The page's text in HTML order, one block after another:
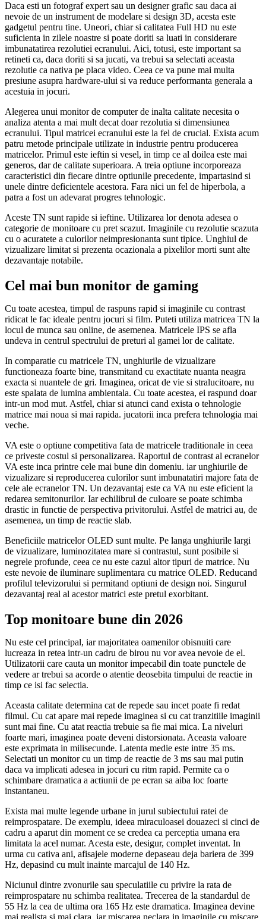
Daca esti un fotograf expert sau un designer grafic sau daca ai
nevoie de un instrument de modelare si design 3D, acesta este
gadgetul pentru tine. Uneori, chiar si calitatea Full HD nu este
suficienta in zilele noastre si poate doriti sa luati in considerare
imbunatatirea rezolutiei ecranului. Aici, totusi, este important sa
retineti ca, daca doriti si sa jucati, va trebui sa selectati aceasta
rezolutie ca nativa pe placa video. Ceea ce va pune mai multa
presiune asupra hardware-ului si va reduce performanta generala a
acestuia in jocuri.
Alegerea unui monitor de computer de inalta calitate necesita o
analiza atenta a mai mult decat doar rezolutia si dimensiunea
ecranului. Tipul matricei ecranului este la fel de crucial. Exista acum
patru metode principale utilizate in industrie pentru producerea
matricelor. Primul este ieftin si vesel, in timp ce al doilea este mai
generos, dar de calitate superioara. A treia optiune incorporeaza
caracteristici din fiecare dintre optiunile precedente, impartasind si
unele dintre deficientele acestora. Fara nici un fel de hiperbola, a
patra a fost un adevarat progres tehnologic.
Aceste TN sunt rapide si ieftine. Utilizarea lor denota adesea o
categorie de monitoare cu pret scazut. Imaginile cu rezolutie scazuta
cu o acuratete a culorilor neimpresionanta sunt tipice. Unghiul de
vizualizare limitat si prezenta ocazionala a pixelilor morti sunt alte
dezavantaje notabile.
Cel mai bun monitor de gaming
Cu toate acestea, timpul de raspuns rapid si imaginile cu contrast
ridicat le fac ideale pentru jocuri si film. Puteti utiliza matricea TN la
locul de munca sau online, de asemenea. Matricele IPS se afla
undeva in centrul spectrului de preturi al gamei lor de calitate.
In comparatie cu matricele TN, unghiurile de vizualizare
functioneaza foarte bine, transmitand cu exactitate nuanta neagra
exacta si nuantele de gri. Imaginea, oricat de vie si stralucitoare, nu
este spalata de lumina ambientala. Cu toate acestea, ei raspund doar
intr-un mod mut. Astfel, chiar si atunci cand exista o tehnologie
matrice mai noua si mai rapida. jucatorii inca prefera tehnologia mai
veche.
VA este o optiune competitiva fata de matricele traditionale in ceea
ce priveste costul si personalizarea. Raportul de contrast al ecranelor
VA este inca printre cele mai bune din domeniu. iar unghiurile de
vizualizare si reproducerea culorilor sunt imbunatatiri majore fata de
cele ale ecranelor TN. Un dezavantaj este ca VA nu este eficient la
redarea semitonurilor. Iar echilibrul de culoare se poate schimba
drastic in functie de perspectiva privitorului. Astfel de matrici au, de
asemenea, un timp de reactie slab.
Beneficiile matricelor OLED sunt multe. Pe langa unghiurile largi
de vizualizare, luminozitatea mare si contrastul, sunt posibile si
negrele profunde, ceea ce nu este cazul altor tipuri de matrice. Nu
este nevoie de iluminare suplimentara cu matrice OLED. Reducand
profilul televizorului si permitand optiuni de design noi. Singurul
dezavantaj real al acestor matrici este pretul exorbitant.
Top monitoare bune din 2026
Nu este cel principal, iar majoritatea oamenilor obisnuiti care
lucreaza in retea intr-un cadru de birou nu vor avea nevoie de el.
Utilizatorii care cauta un monitor impecabil din toate punctele de
vedere ar trebui sa acorde o atentie deosebita timpului de reactie in
timp ce isi fac selectia.
Aceasta calitate determina cat de repede sau incet poate fi redat
filmul. Cu cat apare mai repede imaginea si cu cat tranzitiile imaginii
sunt mai fine. Cu atat reactia trebuie sa fie mai mica. La niveluri
foarte mari, imaginea poate deveni distorsionata. Aceasta valoare
este exprimata in milisecunde. Latenta medie este intre 35 ms.
Selectati un monitor cu un timp de reactie de 3 ms sau mai putin
daca va implicati adesea in jocuri cu ritm rapid. Permite ca o
schimbare dramatica a actiunii de pe ecran sa aiba loc foarte
instantaneu.
Exista mai multe legende urbane in jurul subiectului ratei de
reimprospatare. De exemplu, ideea miraculoasei douazeci si cinci de
cadru a aparut din moment ce se credea ca perceptia umana era
limitata la acel numar. Acesta este, desigur, complet inventat. In
urma cu cativa ani, afisajele moderne depaseau deja bariera de 399
Hz, depasind cu mult inainte marcajul de 140 Hz.
Niciunul dintre zvonurile sau speculatiile cu privire la rata de
reimprospatare nu schimba realitatea. Trecerea de la standardul de
55 Hz la cea de ultima ora 165 Hz este dramatica. Imaginea devine